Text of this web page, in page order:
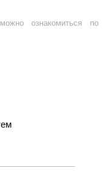
ознакомиться по